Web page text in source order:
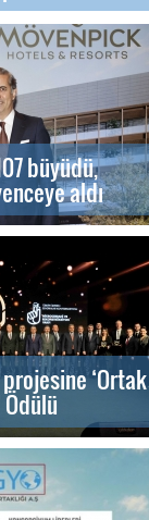
büyüdü,
aldı
‘Ortak
Ödülü